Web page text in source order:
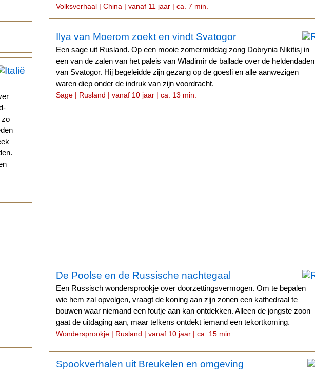
zo
Volksverhaal | China | vanaf 11 jaar | ca. 7 min.
Ilya van Moerom zoekt en vindt Svatogor
Een sage uit Rusland. Op een mooie zomermiddag zong Dobrynia Nikitisj in
een van de zalen van het paleis van Wladimir de ballade over de heldendaden
van Svatogor. Hij begeleidde zijn gezang op de goesli en alle aanwezigen
waren diep onder de indruk van zijn voordracht.
Sage | Rusland | vanaf 10 jaar | ca. 13 min.
De Poolse en de Russische nachtegaal
Een Russisch wondersprookje over doorzettingsvermogen. Om te bepalen
wie hem zal opvolgen, vraagt de koning aan zijn zonen een kathedraal te
bouwen waar niemand een foutje aan kan ontdekken. Alleen de jongste zoon
gaat de uitdaging aan, maar telkens ontdekt iemand een tekortkoming.
Wondersprookje | Rusland | vanaf 10 jaar | ca. 15 min.
Spookverhalen uit Breukelen en omgeving